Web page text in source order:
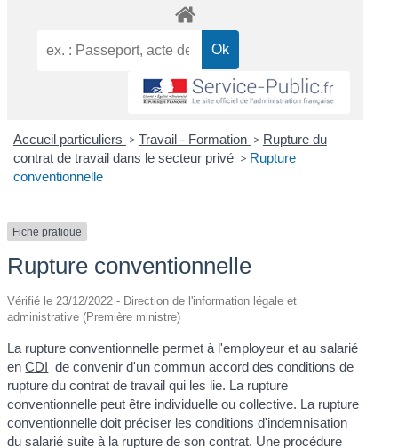
Accueil particuliers > Travail - Formation > Rupture du
contrat de travail dans le secteur privé > Rupture
conventionnelle
Fiche pratique
Rupture conventionnelle
Vérifié le 23/12/2022 - Direction de l'information légale et
administrative (Première ministre)
La rupture conventionnelle permet à l'employeur et au salarié
enCDI de convenir d'un commun accord des conditions de
rupture du contrat de travail qui les lie. La rupture
conventionnelle peut être individuelle ou collective. La rupture
conventionnelle doit préciser les conditions d'indemnisation
du salarié suite à la rupture de son contrat. Une procédure